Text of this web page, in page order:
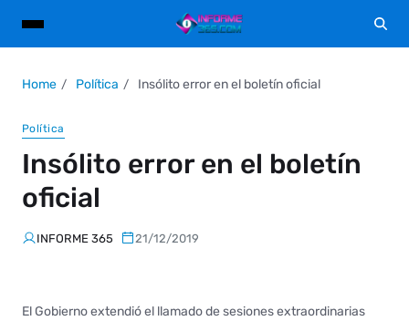
Home Política Insólito error en el boletín oficial
Política
Insólito error en el boletín
oficial
INFORME 365 21/12/2019
El Gobierno extendió el llamado de sesiones extraordinarias